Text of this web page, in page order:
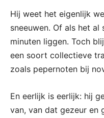
Hij weet het eigenlijk
sneeuwen. Of als het
minuten liggen. Toch
een soort collectieve
zoals pepernoten bij
En eerlijk is eerlijk: hij
van, van dat gezeur en